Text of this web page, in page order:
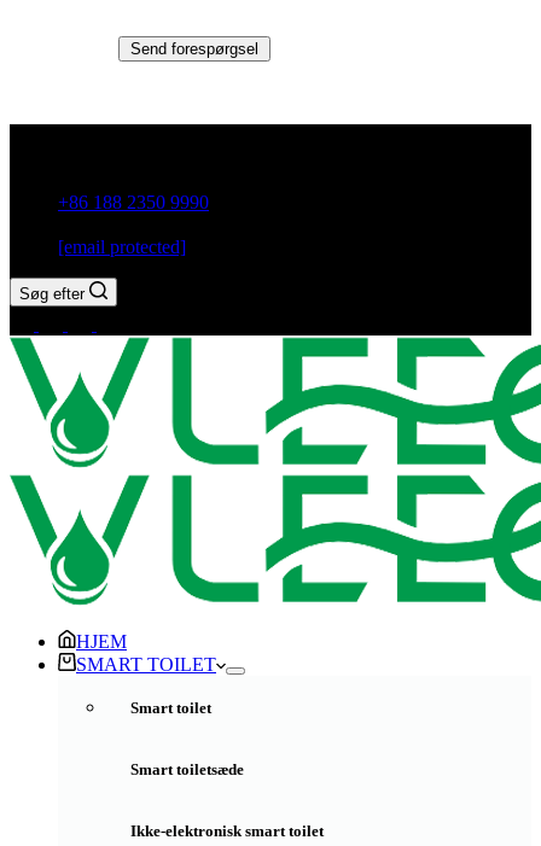
Send forespørgsel
+86 188 2350 9990
[email protected]
Søg efter
HJEM
SMART TOILET
Smart toilet
Smart toiletsæde
Ikke-elektronisk smart toilet